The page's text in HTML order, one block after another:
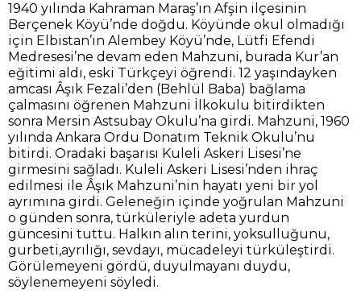
1940 yılında Kahraman Maraş’ın Afşin ilçesinin
Berçenek Köyü’nde doğdu. Köyünde okul olmadığı
için Elbistan’ın Alembey Köyü’nde, Lütfi Efendi
Medresesi’ne devam eden Mahzuni, burada Kur’an
eğitimi aldı, eski Türkçeyi öğrendi. 12 yaşındayken
amcası Âşık Fezali’den (Behlül Baba) bağlama
çalmasını öğrenen Mahzuni İlkokulu bitirdikten
sonra Mersin Astsubay Okulu’na girdi. Mahzuni, 1960
yılında Ankara Ordu Donatım Teknik Okulu’nu
bitirdi. Oradaki başarısı Kuleli Askeri Lisesi’ne
girmesini sağladı. Kuleli Askeri Lisesi’nden ihraç
edilmesi ile Âşık Mahzuni’nin hayatı yeni bir yol
ayrımına girdi. Geleneğin içinde yoğrulan Mahzuni
o günden sonra, türküleriyle adeta yurdun
güncesini tuttu. Halkın alın terini, yoksulluğunu,
gurbeti,ayrılığı, sevdayı, mücadeleyi türküleştirdi.
Görülemeyeni gördü, duyulmayanı duydu,
söylenemeyeni söyledi.